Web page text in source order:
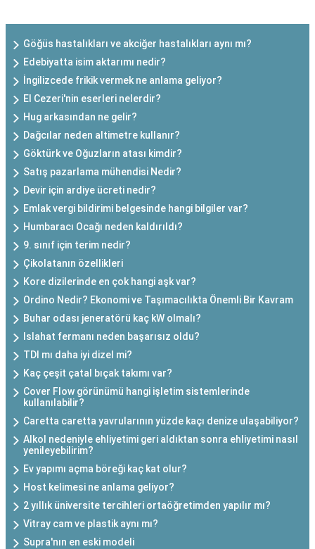
Göğüs hastalıkları ve akciğer hastalıkları aynı mı?
Edebiyatta isim aktarımı nedir?
İngilizcede frikik vermek ne anlama geliyor?
El Cezeri'nin eserleri nelerdir?
Hug arkasından ne gelir?
Dağcılar neden altimetre kullanır?
Göktürk ve Oğuzların atası kimdir?
Satış pazarlama mühendisi Nedir?
Devir için ardiye ücreti nedir?
Emlak vergi bildirimi belgesinde hangi bilgiler var?
Humbaracı Ocağı neden kaldırıldı?
9. sınıf için terim nedir?
Çikolatanın özellikleri
Kore dizilerinde en çok hangi aşk var?
Ordino Nedir? Ekonomi ve Taşımacılıkta Önemli Bir Kavram
Buhar odası jeneratörü kaç kW olmalı?
Islahat fermanı neden başarısız oldu?
TDI mı daha iyi dizel mi?
Kaç çeşit çatal bıçak takımı var?
Cover Flow görünümü hangi işletim sistemlerinde
kullanılabilir?
Caretta caretta yavrularının yüzde kaçı denize ulaşabiliyor?
Alkol nedeniyle ehliyetimi geri aldıktan sonra ehliyetimi nasıl
yenileyebilirim?
Ev yapımı açma böreği kaç kat olur?
Host kelimesi ne anlama geliyor?
2 yıllık üniversite tercihleri ortaöğretimden yapılır mı?
Vitray cam ve plastik aynı mı?
Supra'nın en eski modeli